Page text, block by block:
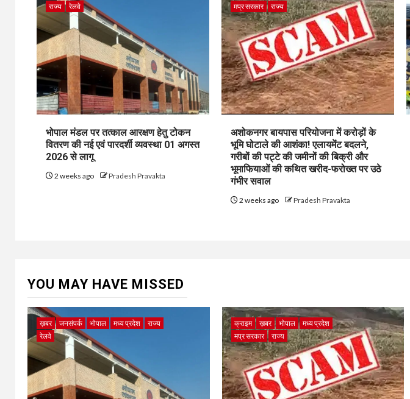
राज्य
रेलवे
भोपाल मंडल पर तत्काल आरक्षण हेतु टोकन
वितरण की नई एवं पारदर्शी व्यवस्था 01 अगस्त
2026 से लागू
2 weeks ago Pradesh Pravakta
मप्र सरकार
राज्य
अशोकनगर बायपास परियोजना में करोड़ों के
भूमि घोटाले की आशंका! एलायमेंट बदलने,
गरीबों की पट्टे की जमीनों की बिक्री और
भूमाफियाओं की कथित खरीद-फरोख्त पर उठे
गंभीर सवाल
2 weeks ago Pradesh Pravakta
YOU MAY HAVE MISSED
ख़बर जनसंपर्क भोपाल मध्य प्रदेश
राज्य
रेलवे
क्राइम ख़बर भोपाल
मध्य प्रदेश
मप्र सरकार
राज्य